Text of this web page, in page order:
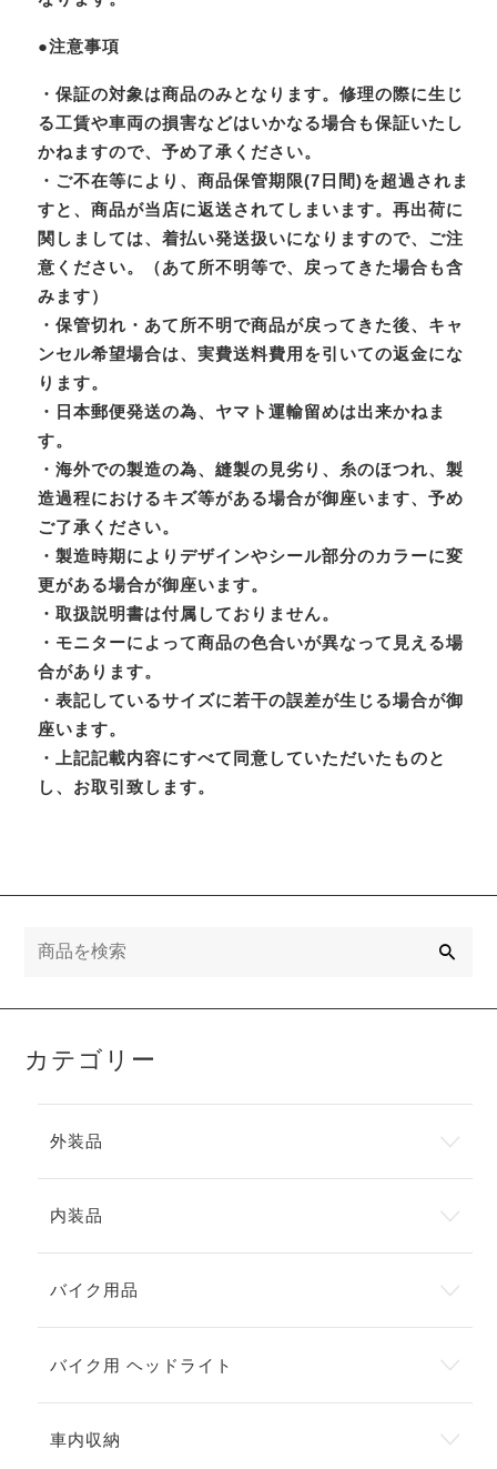
●注意事項
・保証の対象は商品のみとなります。修理の際に生じ
る工賃や車両の損害などはいかなる場合も保証いたし
かねますので、予め了承ください。
・ご不在等により、商品保管期限(7日間)を超過されま
すと、商品が当店に返送されてしまいます。再出荷に
関しましては、着払い発送扱いになりますので、ご注
意ください。（あて所不明等で、戻ってきた場合も含
みます）
・保管切れ・あて所不明で商品が戻ってきた後、キャ
ンセル希望場合は、実費送料費用を引いての返金にな
ります。
・日本郵便発送の為、ヤマト運輸留めは出来かねま
す。
・海外での製造の為、縫製の見劣り、糸のほつれ、製
造過程におけるキズ等がある場合が御座います、予め
ご了承ください。
・製造時期によりデザインやシール部分のカラーに変
更がある場合が御座います。
・取扱説明書は付属しておりません。
・モニターによって商品の色合いが異なって見える場
合があります。
・表記しているサイズに若干の誤差が生じる場合が御
座います。
・上記記載内容にすべて同意していただいたものと
し、お取引致します。
カテゴリー
外装品
内装品
バイク用品
バイク用 ヘッドライト
車内収納